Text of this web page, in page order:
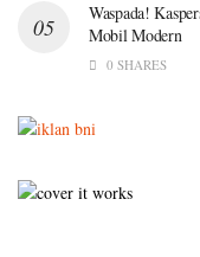
Waspada!
Mobil Modern
0 SHARES